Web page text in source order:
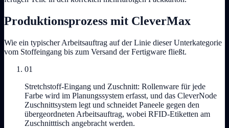
Produktionsprozess mit CleverMax
Wie ein typischer Arbeitsauftrag auf der Linie dieser Unterkategorie
vom Stoffeingang bis zum Versand der Fertigware fließt.
01
Stretchstoff-Eingang und Zuschnitt: Rollenware für jede
Farbe wird im Planungssystem erfasst, und das CleverNode
Zuschnittsystem legt und schneidet Paneele gegen den
übergeordneten Arbeitsauftrag, wobei RFID-Etiketten am
Zuschnitttisch angebracht werden.